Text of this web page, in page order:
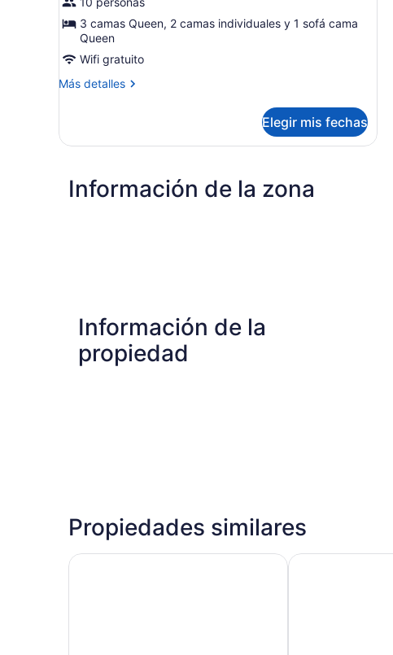
with
fan)
de
Bungalow
familiar,
3
habitaciones,
jardín
with
3 camas Queen, 2 camas individuales y 1 sofá cama
Queen
Wifi gratuito
Más detalles
Más
familiar,
vista
Elegir mis fechas
Información de la zona
Información de la
propiedad
Propiedades similares
Cook's Bay Hotel and Suites Hotel Kaveka